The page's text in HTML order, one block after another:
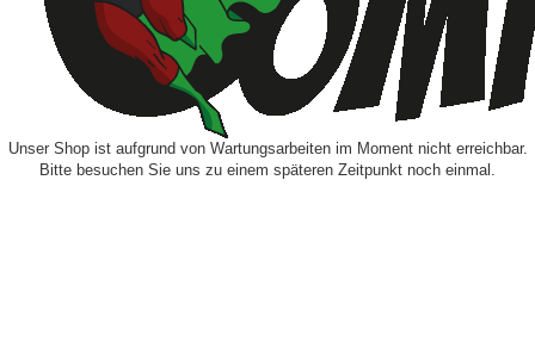
Unser Shop ist aufgrund von Wartungsarbeiten im Moment nicht erreichbar.
Bitte besuchen Sie uns zu einem späteren Zeitpunkt noch einmal.